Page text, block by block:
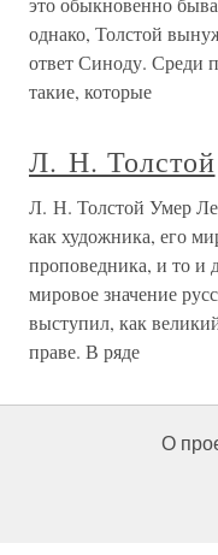
однако, Толстой
ответ Синоду. Среди
такие, которые
Л. Н. Толстой
Л. Н. Толстой Умер
как художника, его
проповедника, и то и
мировое значение
выступил, как
праве. В ряде
О